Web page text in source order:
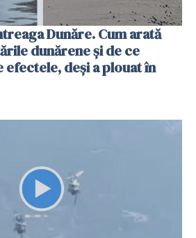
Dunăre. Cum arată
dunărene și de ce
efectele, deși a plouat în